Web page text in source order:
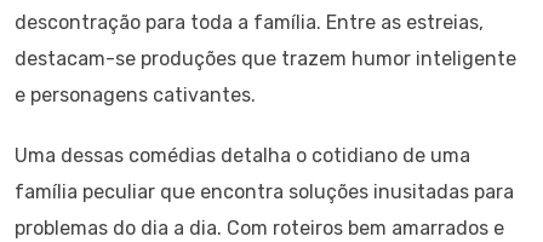
descontração para toda a família. Entre as estreias,
destacam-se produções que trazem humor inteligente
e personagens cativantes.
Uma dessas comédias detalha o cotidiano de uma
família peculiar que encontra soluções inusitadas para
problemas do dia a dia. Com roteiros bem amarrados e